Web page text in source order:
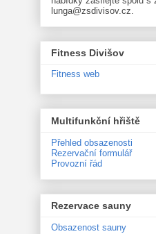
lunga@zsdivisov.cz.
Fitness Divišov
Fitness web
Multifunkční hřiště
Přehled obsazenosti
Rezervační formulář
Provozní řád
Rezervace sauny
Obsazenost sauny